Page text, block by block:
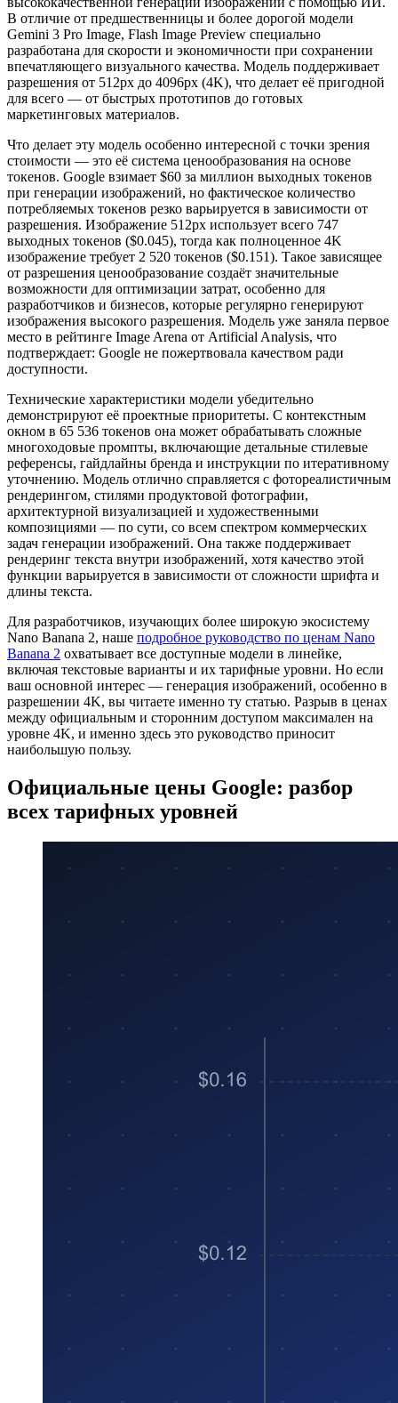
В отличие от предшественницы и более дорогой модели
Gemini 3 Pro Image, Flash Image Preview специально
разработана для скорости и экономичности при сохранении
впечатляющего визуального качества. Модель поддерживает
разрешения от 512px до 4096px (4K), что делает её пригодной
для всего — от быстрых прототипов до готовых
маркетинговых материалов.
Что делает эту модель особенно интересной с точки зрения
стоимости — это её система ценообразования на основе
токенов. Google взимает $60 за миллион выходных токенов
при генерации изображений, но фактическое количество
потребляемых токенов резко варьируется в зависимости от
разрешения. Изображение 512px использует всего 747
выходных токенов ($0.045), тогда как полноценное 4K
изображение требует 2 520 токенов ($0.151). Такое зависящее
от разрешения ценообразование создаёт значительные
возможности для оптимизации затрат, особенно для
разработчиков и бизнесов, которые регулярно генерируют
изображения высокого разрешения. Модель уже заняла первое
место в рейтинге Image Arena от Artificial Analysis, что
подтверждает: Google не пожертвовала качеством ради
доступности.
Технические характеристики модели убедительно
демонстрируют её проектные приоритеты. С контекстным
окном в 65 536 токенов она может обрабатывать сложные
многоходовые промпты, включающие детальные стилевые
референсы, гайдлайны бренда и инструкции по итеративному
уточнению. Модель отлично справляется с фотореалистичным
рендерингом, стилями продуктовой фотографии,
архитектурной визуализацией и художественными
композициями — по сути, со всем спектром коммерческих
задач генерации изображений. Она также поддерживает
рендеринг текста внутри изображений, хотя качество этой
функции варьируется в зависимости от сложности шрифта и
длины текста.
Для разработчиков, изучающих более широкую экосистему
Nano Banana 2, наше подробное руководство по ценам Nano
Banana 2 охватывает все доступные модели в линейке,
включая текстовые варианты и их тарифные уровни. Но если
ваш основной интерес — генерация изображений, особенно в
разрешении 4K, вы читаете именно ту статью. Разрыв в ценах
между официальным и сторонним доступом максимален на
уровне 4K, и именно здесь это руководство приносит
наибольшую пользу.
Официальные цены Google: разбор
всех тарифных уровней